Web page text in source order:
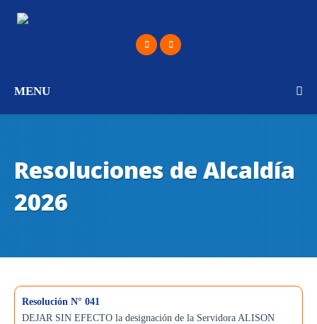
MENU
Resoluciones de Alcaldía
2026
Resolución N° 041
DEJAR SIN EFECTO la designación de la Servidora ALISON